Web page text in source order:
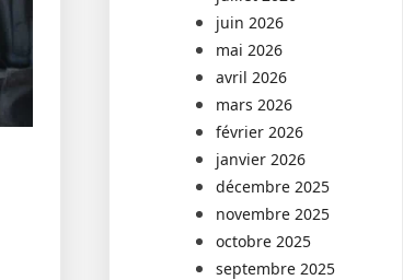
juin 2026
mai 2026
avril 2026
mars 2026
février 2026
janvier 2026
décembre 2025
novembre 2025
octobre 2025
septembre 2025